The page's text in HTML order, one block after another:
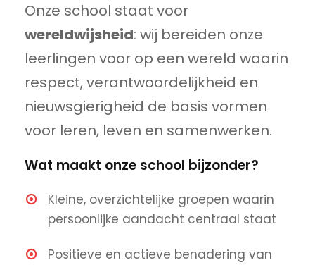
Onze school staat voor
wereldwijsheid: wij bereiden onze
leerlingen voor op een wereld waarin
respect, verantwoordelijkheid en
nieuwsgierigheid de basis vormen
voor leren, leven en samenwerken.
Wat maakt onze school bijzonder?
Kleine, overzichtelijke groepen waarin
persoonlijke aandacht centraal staat
Positieve en actieve benadering van